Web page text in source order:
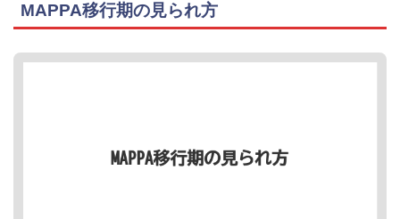
MAPPA移行期の見られ方